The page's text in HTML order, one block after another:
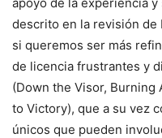
descrito en la revisión de
si queremos ser más
de licencia frustrantes y
(Down the Visor, Burning
to Victory), que a su vez
únicos que pueden